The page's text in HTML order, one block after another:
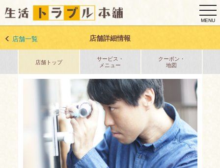
MENU
店舗詳細情報
店舗一覧
店舗トップ
サービス・
メニュー
クーポン・
地図